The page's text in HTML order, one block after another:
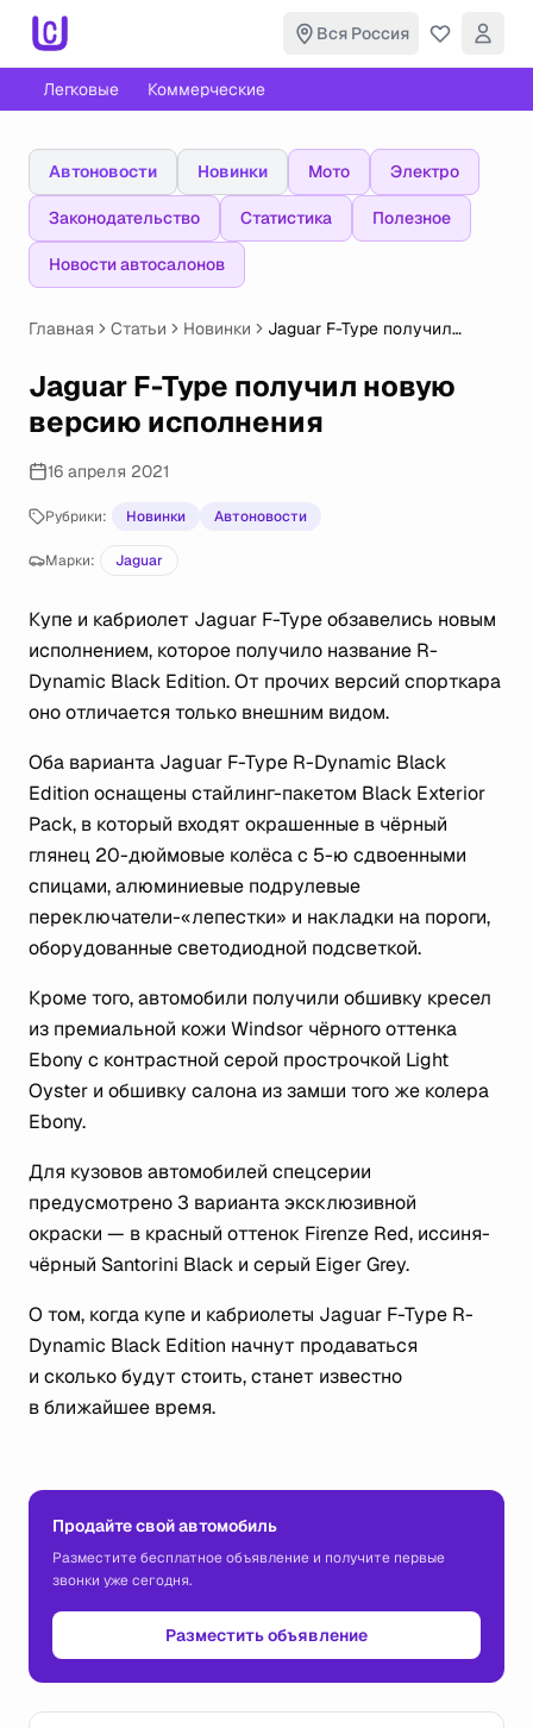
Вся Россия
Легковые Коммерческие
Автоновости Новинки Мото Электро
Законодательство Статистика Полезное
Новости автосалонов
Главная Статьи Новинки
Jaguar F-Type получил
Jaguar F-Type получил новую
версию исполнения
16 апреля 2021
Рубрики: Новинки Автоновости
Марки: Jaguar
Купе и кабриолет Jaguar F-Type обзавелись новым
исполнением, которое получило название R-
Dynamic Black Edition. От прочих версий спорткара
оно отличается только внешним видом.
Оба варианта Jaguar F-Type R-Dynamic Black
Edition оснащены стайлинг-пакетом Black Exterior
Pack, в который входят окрашенные в чёрный
глянец 20-дюймовые колёса с 5-ю сдвоенными
спицами, алюминиевые подрулевые
переключатели-«лепестки» и накладки на пороги,
оборудованные светодиодной подсветкой.
Кроме того, автомобили получили обшивку кресел
из премиальной кожи Windsor чёрного оттенка
Ebony с контрастной серой прострочкой Light
Oyster и обшивку салона из замши того же колера
Ebony.
Для кузовов автомобилей спецсерии
предусмотрено 3 варианта эксклюзивной
окраски — в красный оттенок Firenze Red, иссиня-
чёрный Santorini Black и серый Eiger Grey.
О том, когда купе и кабриолеты Jaguar F-Type R-
Dynamic Black Edition начнут продаваться
и сколько будут стоить, станет известно
в ближайшее время.
Продайте свой автомобиль
Разместите бесплатное объявление и получите первые
звонки уже сегодня.
Разместить объявление